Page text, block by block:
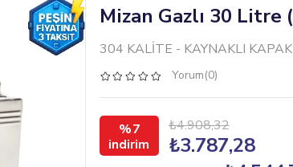
Mizan Gazlı 30 Litre
304 KALİTE - KAYNAKLI
Yorum(0)
7 ₺4.908,32
₺3.787,28